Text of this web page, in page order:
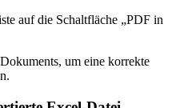
auf die Schaltfläche „PDF in
um eine korrekte